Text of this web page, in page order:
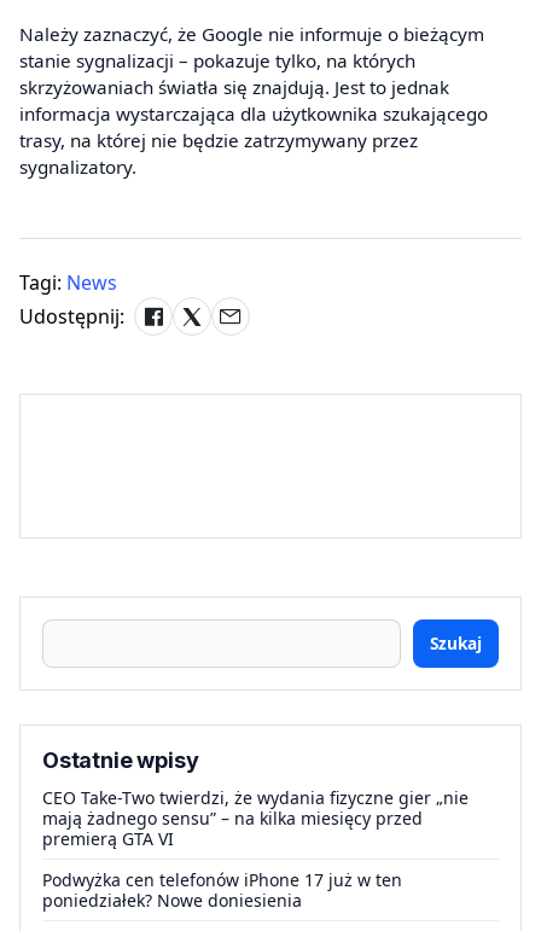
Należy zaznaczyć, że Google nie informuje o bieżącym
stanie sygnalizacji – pokazuje tylko, na których
skrzyżowaniach światła się znajdują. Jest to jednak
informacja wystarczająca dla użytkownika szukającego
trasy, na której nie będzie zatrzymywany przez
sygnalizatory.
Tagi: News
Udostępnij:
Szukaj
Ostatnie wpisy
CEO Take-Two twierdzi, że wydania fizyczne gier „nie
mają żadnego sensu” – na kilka miesięcy przed
premierą GTA VI
Podwyżka cen telefonów iPhone 17 już w ten
poniedziałek? Nowe doniesienia